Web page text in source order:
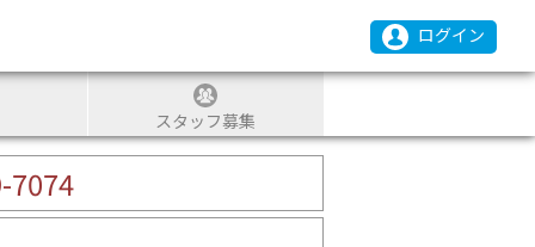
ログイン
スタッフ募集
7074